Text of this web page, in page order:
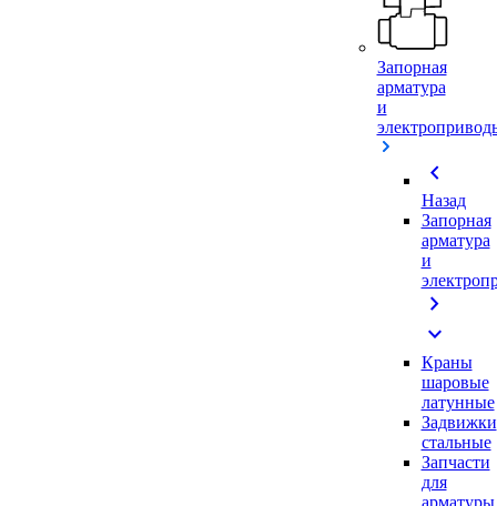
Запорная
арматура
и
chevron_left
Назад
Запорная
арматура
и
chevron_right
expand_more
Краны
шаровые
латунные
Задвижки
стальные
Запчасти
для
арматуры